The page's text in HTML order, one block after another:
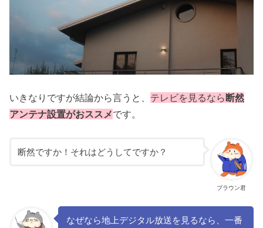
いきなりですが結論から言うと、 テレビを見るなら 断然
アンテナ設置がおススメです。
ブラウン君
断然ですか！それはどうしてですか？
なぜなら地上デジタル放送を見るなら、一番